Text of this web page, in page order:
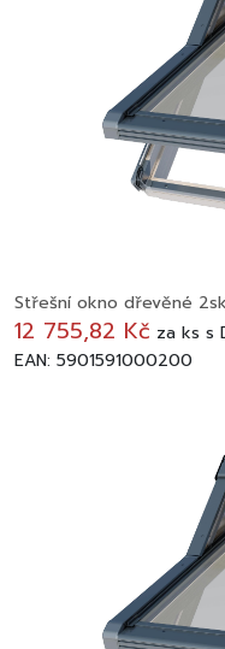
Střešní okno dřevěné
12 755,82 Kč za ks s
EAN: 5901591000200